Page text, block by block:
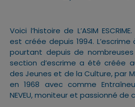
Voici l’histoire de L’ASIM
est créée depuis 1994.
pourtant depuis de nombreuses
section d’escrime a été créée
des Jeunes et de la Culture, par
en 1968 avec comme
NEVEU, moniteur et passionné de